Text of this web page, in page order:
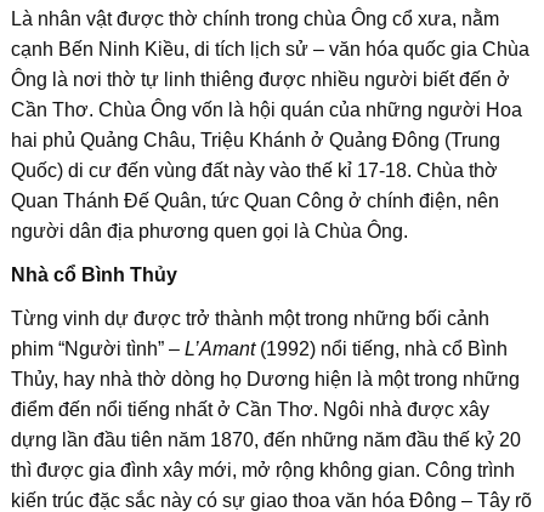
Là nhân vật được thờ chính trong chùa Ông cổ xưa, nằm
cạnh Bến Ninh Kiều, di tích lịch sử – văn hóa quốc gia Chùa
Ông là nơi thờ tự linh thiêng được nhiều người biết đến ở
Cần Thơ. Chùa Ông vốn là hội quán của những người Hoa
hai phủ Quảng Châu, Triệu Khánh ở Quảng Đông (Trung
Quốc) di cư đến vùng đất này vào thế kỉ 17-18. Chùa thờ
Quan Thánh Đế Quân, tức Quan Công ở chính điện, nên
người dân địa phương quen gọi là Chùa Ông.
Nhà cổ Bình Thủy
Từng vinh dự được trở thành một trong những bối cảnh
phim “Người tình” – L’Amant (1992) nổi tiếng, nhà cổ Bình
Thủy, hay nhà thờ dòng họ Dương hiện là một trong những
điểm đến nổi tiếng nhất ở Cần Thơ. Ngôi nhà được xây
dựng lần đầu tiên năm 1870, đến những năm đầu thế kỷ 20
thì được gia đình xây mới, mở rộng không gian. Công trình
kiến trúc đặc sắc này có sự giao thoa văn hóa Đông – Tây rõ